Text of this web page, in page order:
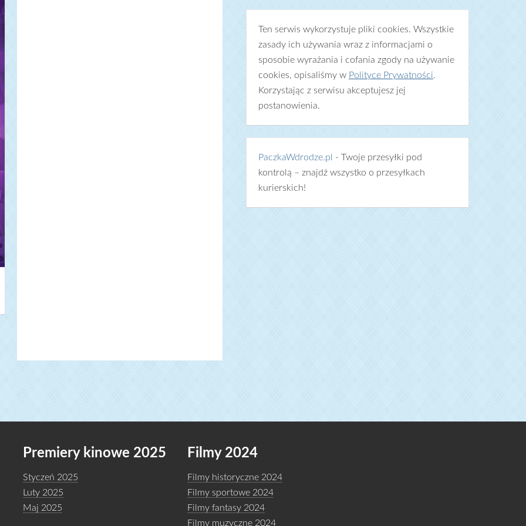
Ten serwis wykorzystuje pliki cookies. Wszystkie
zasady ich używania wraz z informacjami o
sposobie wyrażania i cofania zgody na używanie
cookies, opisaliśmy w Polityce Prywatności.
Korzystając z serwisu akceptujesz jej
postanowienia.
PaczkaWdrodze.pl
- Twoje przesyłki pod
kontrolą – znajdź wszystko o przesyłkach
kurierskich!
Premiery kinowe 2025
Styczeń 2025
Luty 2025
Maj 2025
Filmy 2024
Filmy historyczne 2024
Filmy sportowe 2024
Filmy fantasy 2024
Filmy muzyczne 2024